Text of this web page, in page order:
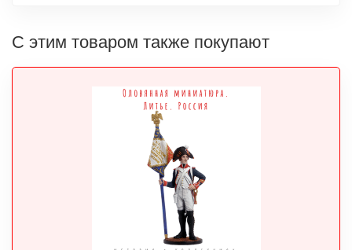
С этим товаром также покупают